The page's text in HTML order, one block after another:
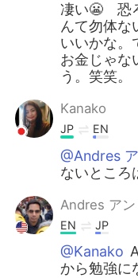
凄い😬 恐
んて勿体な
いいかな
お金じゃな
う。笑笑。
Kanako
JP EN
@Andres
ないところ
Andres アン
EN JP
@Kanako
から勉強に